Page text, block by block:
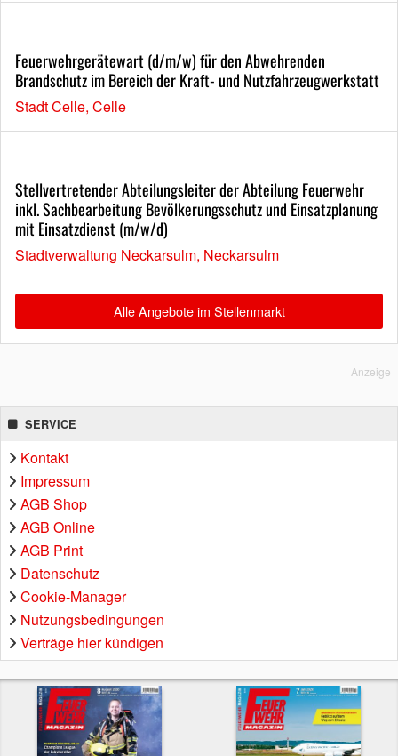
Feuerwehrgerätewart (d/m/w) für den Abwehrenden
Brandschutz im Bereich der Kraft- und Nutzfahrzeugwerkstatt
Stadt Celle, Celle
Stellvertretender Abteilungsleiter der Abteilung Feuerwehr
inkl. Sachbearbeitung Bevölkerungsschutz und Einsatzplanung
mit Einsatzdienst (m/w/d)
Stadtverwaltung Neckarsulm, Neckarsulm
Alle Angebote im Stellenmarkt
Anzeige
SERVICE
Kontakt
Impressum
AGB Shop
AGB Online
AGB Print
Datenschutz
Cookie-Manager
Nutzungsbedingungen
Verträge hier kündigen